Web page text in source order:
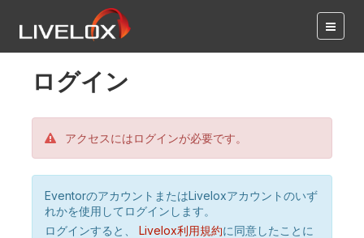
ログイン
アクセスにはログインが必要です。
EventorのアカウントまたはLiveloxアカウントのいず
れかを使用してログインします。
ログインすると、
Livelox利用規約に同意したことに